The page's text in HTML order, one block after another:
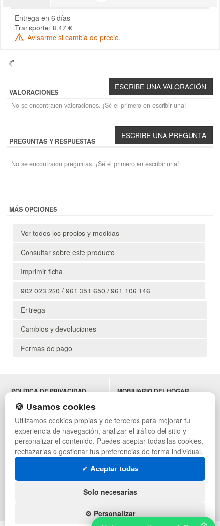
Entrega en 6 días
Transporte: 8.47 €
Avisarme si cambia de precio.
VALORACIONES
No se encontraron valoraciones. ¡Sé el primero en escribir una!
PREGUNTAS Y RESPUESTAS
No se encontraron preguntas. ¡Sé el primero en escribir una!
MÁS OPCIONES
Ver todos los precios y medidas
Consultar sobre este producto
Imprimir ficha
902 023 220 / 961 351 650 / 961 106 146
Entrega
Cambios y devoluciones
Formas de pago
POLÍTICA DE PRIVACIDAD
CONDICIONES DE USO
CAMBIOS Y DEVOLUCIONES
CONTACTO
QUIENES SOMOS
MAPA WEB
PREGUNTAS FRECUENTES
INGRESA A TU CUENTA
SÍGUENOS:
MOBILIARIO DEL HOGAR
MUEBLES VINTAGE
TERRAZAS CON PALETS
NADADORES
EQUIPAMIENTO HOSTELERÍA
ESTANTERÍAS
🍪 Usamos cookies
Utilizamos cookies propias y de terceros para mejorar tu
experiencia de navegación, analizar el tráfico del sitio y
personalizar el contenido. Puedes aceptar todas las cookies,
rechazarlas o gestionar tus preferencias de forma individual.
✓ Aceptar todas
Solo necesarias
⚙️ Personalizar